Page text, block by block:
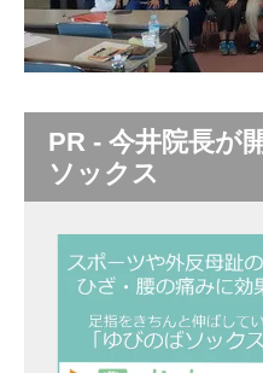
PR - 今井院長が
ソックス